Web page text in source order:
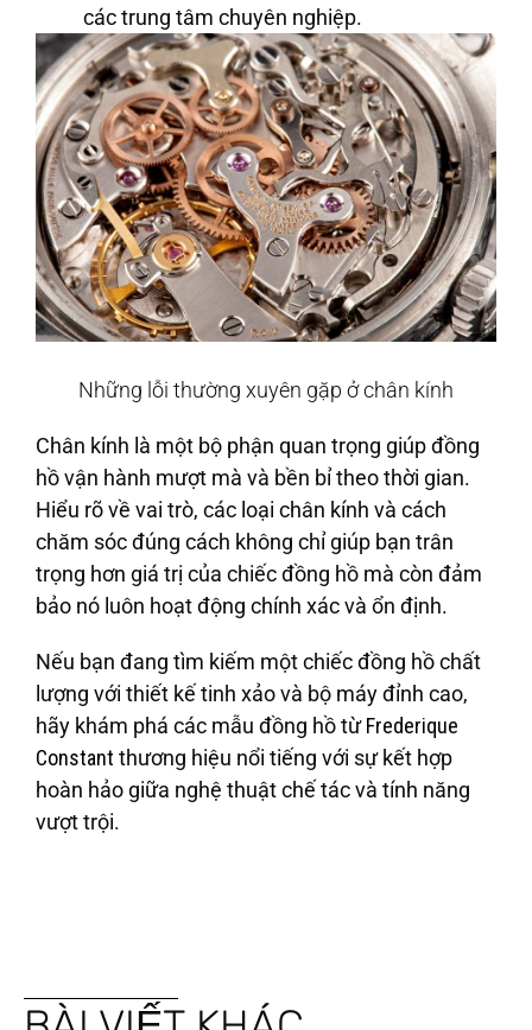
các trung tâm chuyên nghiệp.
Những lỗi thường xuyên gặp ở chân kính
Chân kính là một bộ phận quan trọng giúp đồng
hồ vận hành mượt mà và bền bỉ theo thời gian.
Hiểu rõ về vai trò, các loại chân kính và cách
chăm sóc đúng cách không chỉ giúp bạn trân
trọng hơn giá trị của chiếc đồng hồ mà còn đảm
bảo nó luôn hoạt động chính xác và ổn định.
Nếu bạn đang tìm kiếm một chiếc đồng hồ chất
lượng với thiết kế tinh xảo và bộ máy đỉnh cao,
hãy khám phá các mẫu đồng hồ từFrederique
Constant thương hiệu nổi tiếng với sự kết hợp
hoàn hảo giữa nghệ thuật chế tác và tính năng
vượt trội.